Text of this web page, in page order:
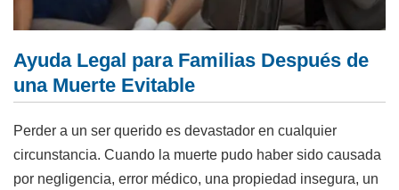
Ayuda Legal para Familias Después de
una Muerte Evitable
Perder a un ser querido es devastador en cualquier
circunstancia. Cuando la muerte pudo haber sido causada
por negligencia, error médico, una propiedad insegura, un